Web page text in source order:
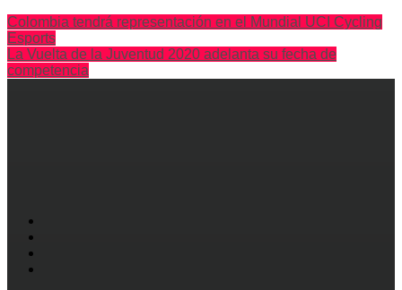
Colombia tendrá representación en el Mundial UCI Cycling
Esports
La Vuelta de la Juventud 2020 adelanta su fecha de
competencia